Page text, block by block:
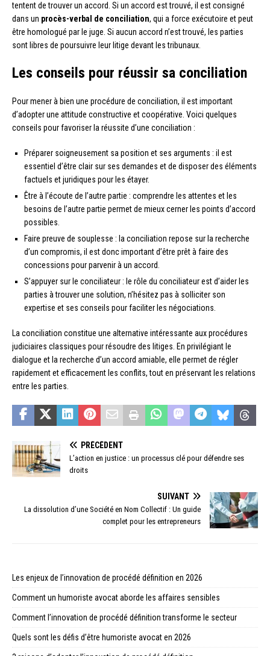
tentent de trouver un accord. Si un accord est trouvé, il est consigné
dans un procès-verbal de conciliation, qui a force exécutoire et peut
être homologué par le juge. Si aucun accord n’est trouvé, les parties
sont libres de poursuivre leur litige devant les tribunaux.
Les conseils pour réussir sa conciliation
Pour mener à bien une procédure de conciliation, il est important
d’adopter une attitude constructive et coopérative. Voici quelques
conseils pour favoriser la réussite d’une conciliation :
Préparer soigneusement sa position et ses arguments : il est
essentiel d’être clair sur ses demandes et de disposer des éléments
factuels et juridiques pour les étayer.
Être à l’écoute de l’autre partie : comprendre les attentes et les
besoins de l’autre partie permet de mieux cerner les points d’accord
possibles.
Faire preuve de souplesse : la conciliation repose sur la recherche
d’un compromis, il est donc important d’être prêt à faire des
concessions pour parvenir à un accord.
S’appuyer sur le conciliateur : le rôle du conciliateur est d’aider les
parties à trouver une solution, n’hésitez pas à solliciter son
expertise et ses conseils pour faciliter les négociations.
La conciliation constitue une alternative intéressante aux procédures
judiciaires classiques pour résoudre des litiges. En privilégiant le
dialogue et la recherche d’un accord amiable, elle permet de régler
rapidement et efficacement les conflits, tout en préservant les relations
entre les parties.
PRÉCÉDENT
L’action en justice : un processus clé pour défendre ses
droits
SUIVANT
La dissolution d’une Société en Nom Collectif : Un guide
complet pour les entrepreneurs
Les enjeux de l’innovation de procédé définition en 2026
Comment un humoriste avocat aborde les affaires sensibles
Comment l’innovation de procédé définition transforme le secteur
Quels sont les défis d’être humoriste avocat en 2026